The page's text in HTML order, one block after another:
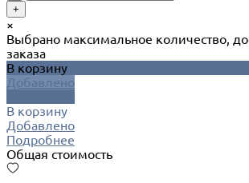
+
×
Выбрано максимальное количество,
заказа
В корзину
Добавлено
В корзину
Добавлено
Подробнее
Общая стоимость